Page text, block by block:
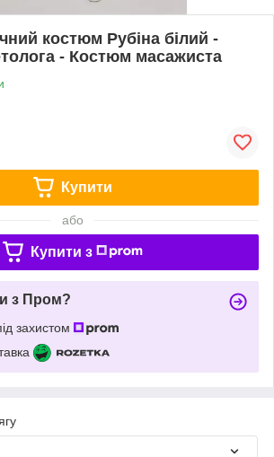
костюм Рубіна білий -
- Костюм масажиста
Купити
або
Купити з
з Пром?
захистом